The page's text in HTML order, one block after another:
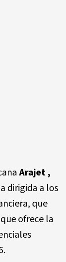
Arajet ,
dirigida a los
que
ofrece la